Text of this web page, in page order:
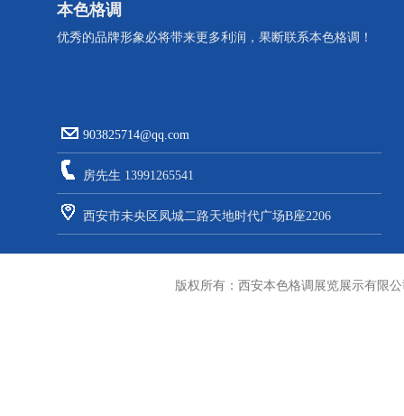
本色格调
优秀的品牌形象必将带来更多利润，果断联系本色格调！
903825714@qq.com
房先生 13991265541
西安市未央区凤城二路天地时代广场B座2206
版权所有： 西安本色格调展览展示有限